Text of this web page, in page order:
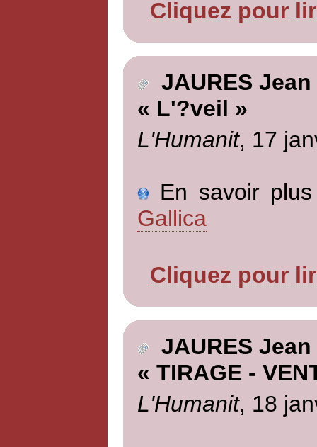
Cliquez pour
JAURES Jean
« L'?veil »
L'Humanit, 17
En savoir
Gallica
Cliquez pour
JAURES Jean
« TIRAGE -
L'Humanit, 18